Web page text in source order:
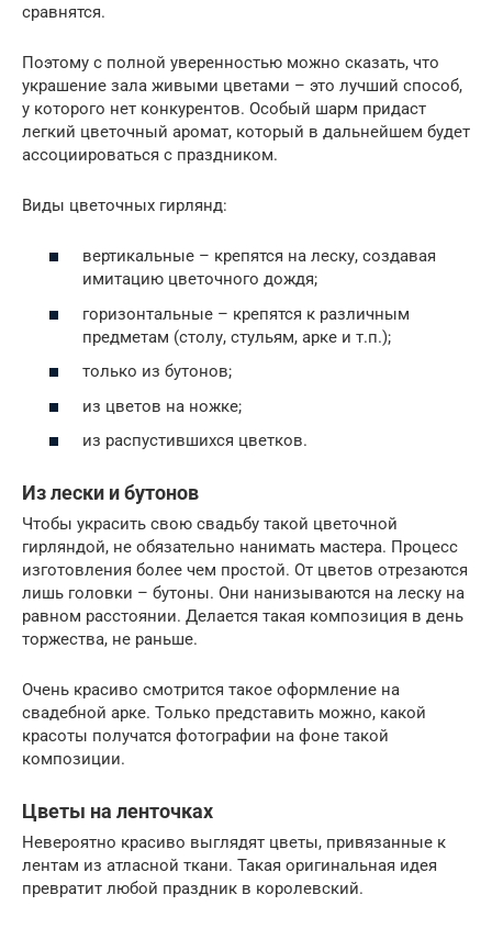
сравнятся.
Поэтому с полной уверенностью можно сказать, что
украшение зала живыми цветами – это лучший способ,
у которого нет конкурентов. Особый шарм придаст
легкий цветочный аромат, который в дальнейшем будет
ассоциироваться с праздником.
Виды цветочных гирлянд:
вертикальные – крепятся на леску, создавая
имитацию цветочного дождя;
горизонтальные – крепятся к различным
предметам (столу, стульям, арке и т.п.);
только из бутонов;
из цветов на ножке;
из распустившихся цветков.
Из лески и бутонов
Чтобы украсить свою свадьбу такой цветочной
гирляндой, не обязательно нанимать мастера. Процесс
изготовления более чем простой. От цветов отрезаются
лишь головки – бутоны. Они нанизываются на леску на
равном расстоянии. Делается такая композиция в день
торжества, не раньше.
Очень красиво смотрится такое оформление на
свадебной арке. Только представить можно, какой
красоты получатся фотографии на фоне такой
композиции.
Цветы на ленточках
Невероятно красиво выглядят цветы, привязанные к
лентам из атласной ткани. Такая оригинальная идея
превратит любой праздник в королевский.